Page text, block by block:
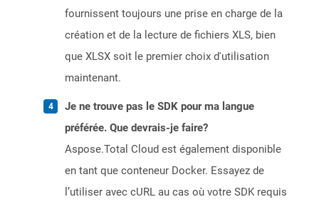
fournissent toujours une prise en charge de la
création et de la lecture de fichiers XLS, bien
que XLSX soit le premier choix d'utilisation
maintenant.
Je ne trouve pas le SDK pour ma langue
préférée. Que devrais-je faire?
Aspose.Total Cloud est également disponible
en tant que conteneur Docker. Essayez de
l’utiliser avec cURL au cas où votre SDK requis